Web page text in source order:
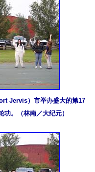
Jervis）市举办盛大的第17
。（林南／大纪元）